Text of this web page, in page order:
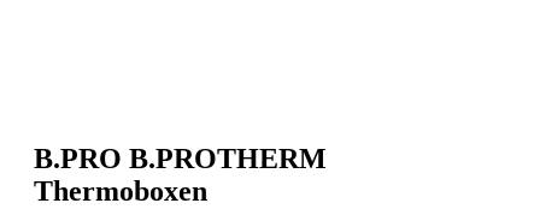
B.PRO B.PROTHERM
Thermoboxen